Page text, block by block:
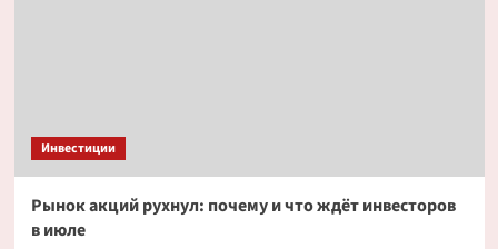
Инвестиции
Рынок акций рухнул: почему и что ждёт инвесторов
в июле